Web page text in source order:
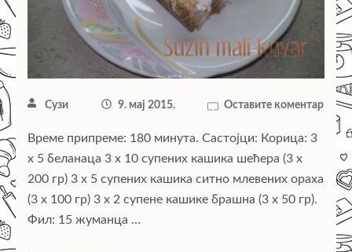
Сузи 9. мај 2015. Оставите коментар
Време припреме: 180 минута. Састојци: Корица: 3
x 5 беланаца 3 x 10 супених кашика шећера (3 x
200 гр) 3 x 5 супених кашика ситно млевених ораха
(3 x 100 гр) 3 x 2 супене кашике брашна (3 x 50 гр).
Фил: 15 жуманца …